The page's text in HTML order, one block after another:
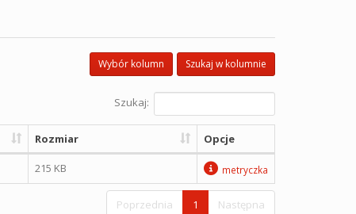
Szukaj w kolumnie
Wybór kolumn
Szukaj:
Rozmiar Opcje
215 KB metryczka
Poprzednia 1 Następna